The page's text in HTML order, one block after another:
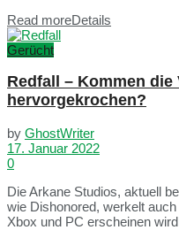
Read moreDetails
Gerücht
Redfall – Kommen
hervorgekrochen?
by GhostWriter
17. Januar 2022
0
Die Arkane Studios, aktuell
wie Dishonored, werkelt
Xbox und PC erscheinen